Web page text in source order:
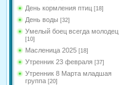
День кормления птиц [18]
День воды [32]
Умелый боец всегда молодец
[10]
Масленица 2025 [18]
Утренник 23 февраля [37]
Утренник 8 Марта младшая
группа [20]